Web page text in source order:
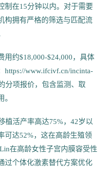
制在15分钟以内。对于需要
构拥有严格的筛选与匹配流
用约$18,000-$24,000，具体
https://www.ifcivf.cn/incinta-
分项报价，包含监测、取
。
植活产率高达75%，42岁以
可达52%，这在高龄生殖领
在高龄女性子宫内膜容受性
过个体化激素替代方案优化